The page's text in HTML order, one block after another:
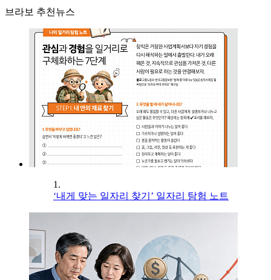
브라보 추천뉴스
1.
‘내게 맞는 일자리 찾기’ 일자리 탐험 노트